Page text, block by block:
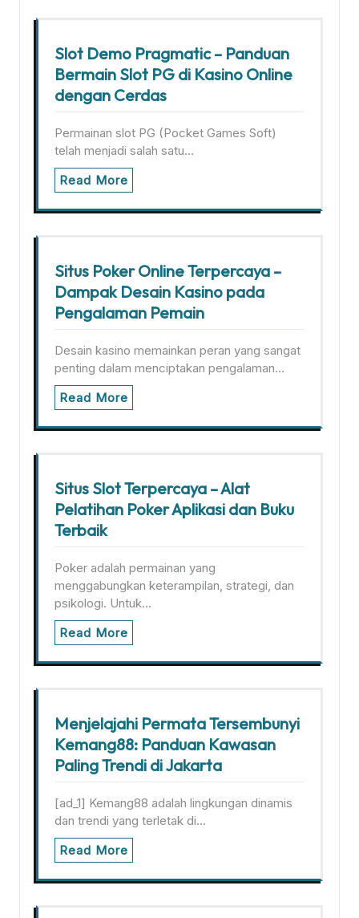
Slot Demo Pragmatic – Panduan
Bermain Slot PG di Kasino Online
dengan Cerdas
Permainan slot PG (Pocket Games Soft)
telah menjadi salah satu…
Read More
Situs Poker Online Terpercaya –
Dampak Desain Kasino pada
Pengalaman Pemain
Desain kasino memainkan peran yang sangat
penting dalam menciptakan pengalaman…
Read More
Situs Slot Terpercaya – Alat
Pelatihan Poker Aplikasi dan Buku
Terbaik
Poker adalah permainan yang
menggabungkan keterampilan, strategi, dan
psikologi. Untuk…
Read More
Menjelajahi Permata Tersembunyi
Kemang88: Panduan Kawasan
Paling Trendi di Jakarta
[ad_1] Kemang88 adalah lingkungan dinamis
dan trendi yang terletak di…
Read More